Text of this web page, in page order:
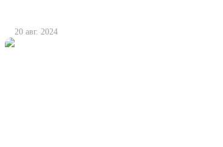
20 авг. 2024